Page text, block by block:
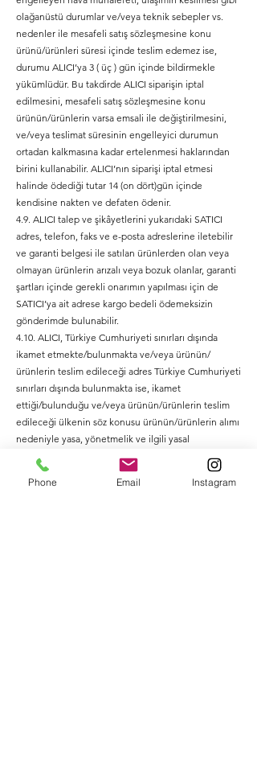
olağanüstü durumlar ve/veya teknik sebepler vs.
nedenler ile mesafeli satış sözleşmesine konu
ürünü/ürünleri süresi içinde teslim edemez ise,
durumu ALICI’ya 3 ( üç ) gün içinde bildirmekle
yükümlüdür. Bu takdirde ALICI siparişin iptal
edilmesini, mesafeli satış sözleşmesine konu
ürünün/ürünlerin varsa emsali ile değiştirilmesini,
ve/veya teslimat süresinin engelleyici durumun
ortadan kalkmasına kadar ertelenmesi haklarından
birini kullanabilir. ALICI’nın siparişi iptal etmesi
halinde ödediği tutar 14 (on dört)gün içinde
kendisine nakten ve defaten ödenir.
4.9. ALICI talep ve şikâyetlerini yukarıdaki SATICI
adres, telefon, faks ve e-posta adreslerine iletebilir
ve garanti belgesi ile satılan ürünlerden olan veya
olmayan ürünlerin arızalı veya bozuk olanlar, garanti
şartları içinde gerekli onarımın yapılması için de
SATICI’ya ait adrese kargo bedeli ödemeksizin
gönderimde bulunabilir.
4.10. ALICI, Türkiye Cumhuriyeti sınırları dışında
ikamet etmekte/bulunmakta ve/veya ürünün/
ürünlerin teslim edileceği adres Türkiye Cumhuriyeti
sınırları dışında bulunmakta ise, ikamet
ettiği/bulunduğu ve/veya ürünün/ürünlerin teslim
edileceği ülkenin söz konusu ürünün/ürünlerin alımı
nedeniyle yasa, yönetmelik ve ilgili yasal
düzenlemeleri uyarınca tahakkuk ettireceği gümrük
vergisi, harç ve sair her türlü mali yükümlülüğün
kendisine ait olacağını, ürünün/ürünlerin teslim
Phone Email Instagram